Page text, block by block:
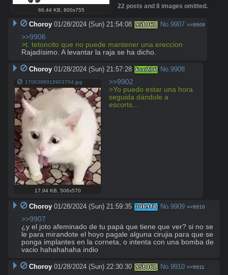
66.44 KB 800x755
22 posts and 8 images omitted.
Choroy 01/28/2024 (Sun) 21:54:08 95b061 No. 9907 >>9909
>>9906
>t. tetoncito que no puede mantener una ereccion
Rajadísimo. A levantar la raja se ha dicho.
Choroy 01/28/2024 (Sun) 21:57:28 6cc236 No. 9908
1706398918903704.jpg
17.94 KB ,506x570
>>9902
>Yo puedo estar una hora
seguida dándole a
escorts...
Choroy 01/28/2024 (Sun) 21:59:35 30b9fb No.9909 >>9910
>>9907
¿y el joto afeminado de tu papá que tiene que ver? si no se
le para mirandote el hoyo pagale alguna cirujia para que se
ponga implantes en la corneta, o intenta con una bomba de
vacio hahahahaha indio
Choroy 01/28/2024 (Sun) 22:30:30 95b061 No.9910 >>9911